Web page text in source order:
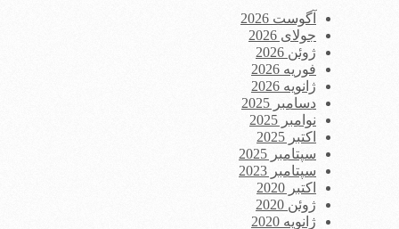
آگوست 2026
جولای 2026
ژوئن 2026
فوریه 2026
ژانویه 2026
دسامبر 2025
نوامبر 2025
اکتبر 2025
سپتامبر 2025
سپتامبر 2023
اکتبر 2020
ژوئن 2020
ژانویه 2020